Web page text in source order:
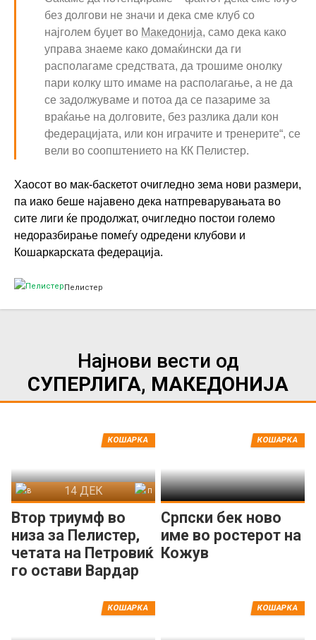
без долгови не значи и дека сме клуб со
најголем буџет во Македонија, само дека како
управа знаеме како домаќински да ги
располагаме средствата, да трошиме онолку
пари колку што имаме на располагање, а не да
се задолжуваме и потоа да се пазариме за
враќање на долговите, без разлика дали кон
федерацијата, или кон играчите и тренерите“, се
вели во соопштението на КК Пелистер.
Хаосот во мак-баскетот очигледно зема нови размери,
па иако беше најавено дека натпреварувањата во
сите лиги ќе продолжат, очигледно постои големо
недоразбирање помеѓу одредени клубови и
Кошаркарската федерација.
Пелистер
Најнови вести од
СУПЕРЛИГА, МАКЕДОНИЈА
Втор триумф во
низа за Пелистер,
четата на Петровиќ
го остави Вардар
КОШАРКА
14 ДЕК
Српски бек ново
име во ростерот на
Кожув
КОШАРКА
КОШАРКА КОШАРКА